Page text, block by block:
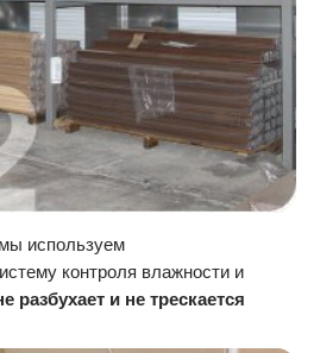
используем
контроля влажности и
разбухает и не трескается